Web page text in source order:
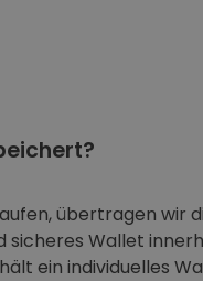
übertragen wir
sicheres Wallet
ein individuelles